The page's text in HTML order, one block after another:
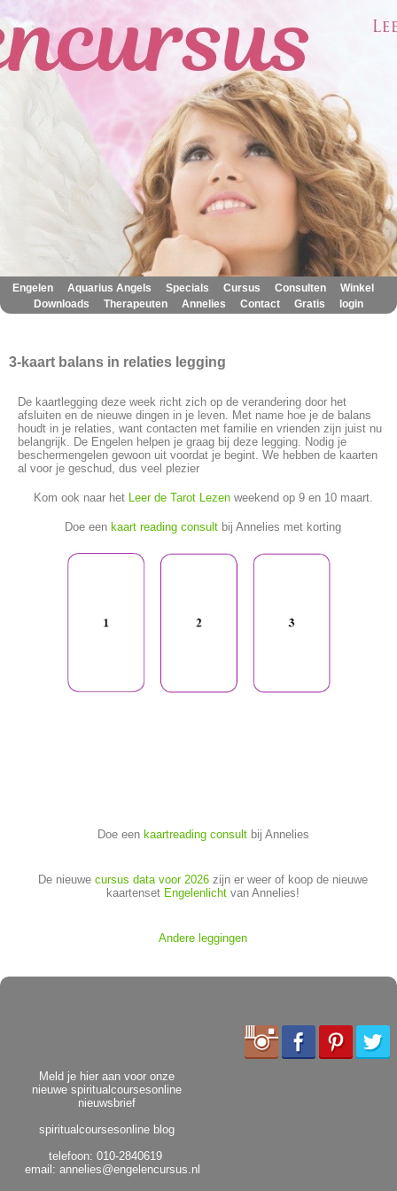
Engelen Aquarius Angels Specials Cursus Consulten Winkel
Downloads Therapeuten Annelies Contact Gratis login
3-kaart balans in relaties legging
De kaartlegging deze week richt zich op de verandering door het
afsluiten en de nieuwe dingen in je leven. Met name hoe je de balans
houdt in je relaties, want contacten met familie en vrienden zijn juist nu
belangrijk. De Engelen helpen je graag bij deze legging. Nodig je
beschermengelen gewoon uit voordat je begint. We hebben de kaarten
al voor je geschud, dus veel plezier
Kom ook naar het Leer de Tarot Lezenweekend op 9 en 10 maart.
Doe een kaart reading consult bij Annelies met korting
Doe een kaartreading consultbij Annelies
De nieuwe cursus data voor 2026 zijn er weer of koop de nieuwe
kaartenset Engelenlicht van Annelies!
Andere leggingen
Meld je hier aan voor onze
nieuwe spiritualcoursesonline
nieuwsbrief
spiritualcoursesonline blog
telefoon: 010-2840619
email: annelies@engelencursus.nl